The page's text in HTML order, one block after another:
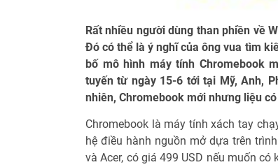
Rất nhiều người dùng than phiền về
Đó có thể là ý nghĩ của ông vua tìm
bố mô hình máy tính Chromebook
tuyến từ ngày 15-6 tới tại Mỹ, Anh,
nhiên, Chromebook mới nhưng liệu
Chromebook là máy tính xách tay
hệ điều hành nguồn mở dựa trên
và Acer, có giá 499 USD nếu muốn